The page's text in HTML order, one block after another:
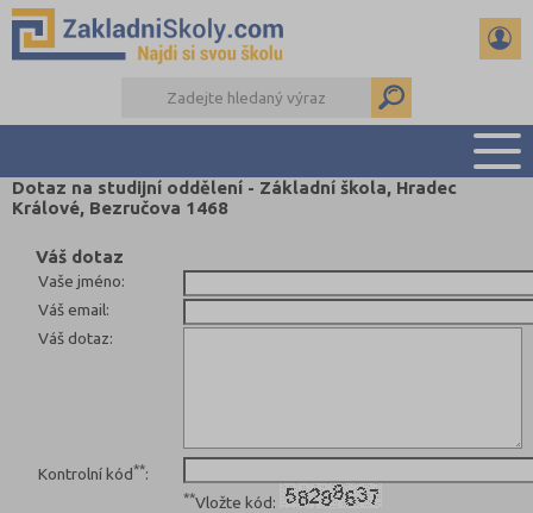
RADY A ČLÁNKY
ČTENÁŘSKÝ DENÍK
Dotaz na studijní oddělení - Základní škola, Hradec
Králové, Bezručova 1468
Váš dotaz
Vaše jméno:
Váš email:
Váš dotaz:
Kontrolní kód**:
**Vložte kód: